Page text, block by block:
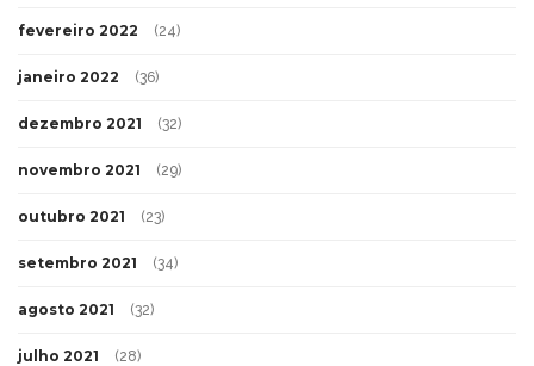
fevereiro 2022 (24)
janeiro 2022 (36)
dezembro 2021 (32)
novembro 2021 (29)
outubro 2021 (23)
setembro 2021 (34)
agosto 2021 (32)
julho 2021 (28)